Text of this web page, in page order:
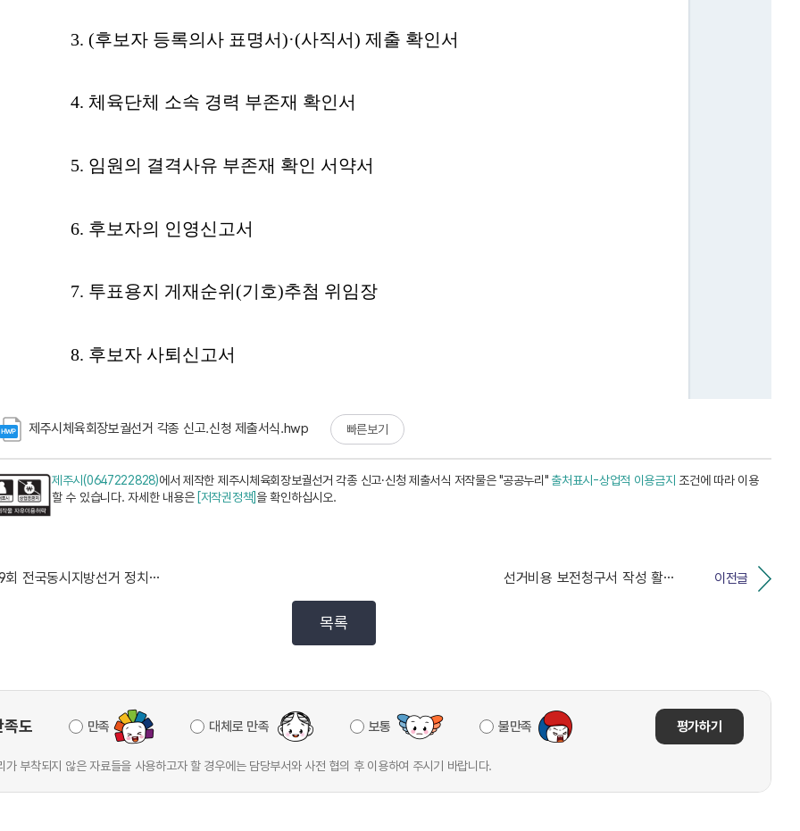
제주시체육회장보궐선거 각종 신고.신청 제출서식.hwp 빠른보기
제주시(0647222828)에서 제작한 제주시체육회장보궐선거 각종 신고·신청 제출서식 저작물은 "공공누리" 출처표시-상업적 이용금지 조건에 따라 이용
할 수 있습니다. 자세한 내용은 [저작권정책]을 확인하십시오.
제9회 전국동시지방선거 정치자금 회계실무 (예비)후보자... 이전글
선거비용 보전청구서 작성 활용 서식 게시
목록
족도 만족 대체로 만족 보통 불만족 평가하기
가 부착되지 않은 자료들을 사용하고자 할 경우에는 담당부서와 사전 협의 후 이용하여 주시기 바랍니다.